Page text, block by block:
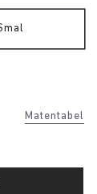
Matentabel